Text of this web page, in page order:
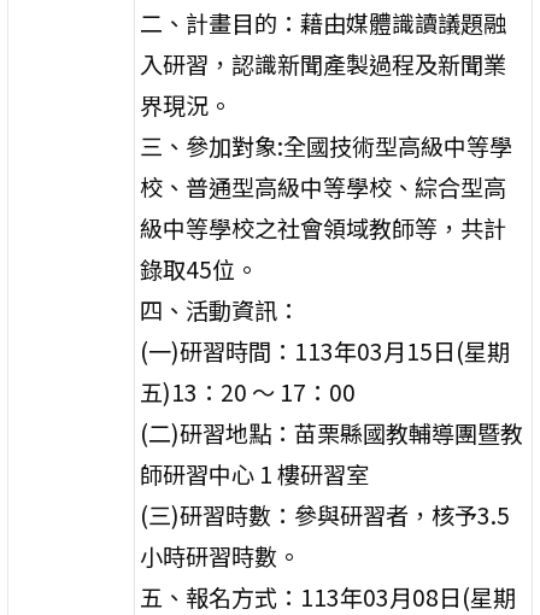
二、計畫目的：藉由媒體識讀議題融
入研習，認識新聞產製過程及新聞業
界現況。
三、參加對象:全國技術型高級中等學
校、普通型高級中等學校、綜合型高
級中等學校之社會領域教師等，共計
錄取45位。
四、活動資訊：
(一)研習時間：113年03月15日(星期
五)13：20 ～ 17：00
(二)研習地點：苗栗縣國教輔導團暨教
師研習中心 1 樓研習室
(三)研習時數：參與研習者，核予3.5
小時研習時數。
五、報名方式：113年03月08日(星期